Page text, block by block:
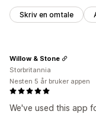
Skriv en omtale
We've used this app
Willow & Stone
Storbritannia
Nesten 5 år bruker appen